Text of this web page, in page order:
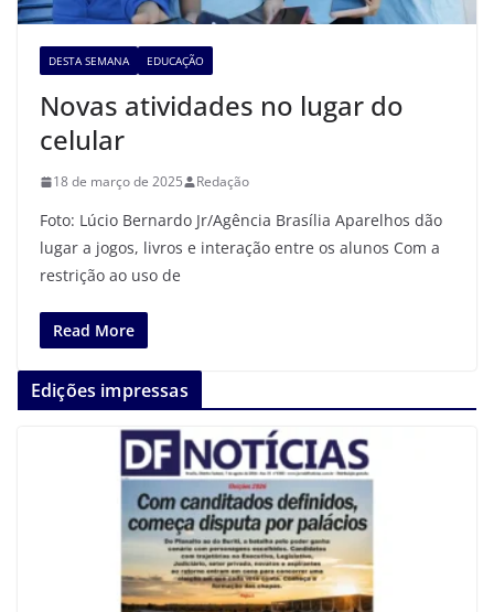
DESTA SEMANA EDUCAÇÃO
Novas atividades no lugar do
celular
18 de março de 2025 Redação
Foto: Lúcio Bernardo Jr/Agência Brasília Aparelhos dão
lugar a jogos, livros e interação entre os alunos Com a
restrição ao uso de
Read More
Edições impressas